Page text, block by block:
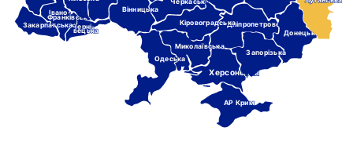
Черні-
вецька
Дніпропетровська
Донецька
Івано-
Франківська
Херсонська
Кіровоградська
АР Крим
Миколаївська
Одеська
Вінницька
Закарпатська
Запорізька